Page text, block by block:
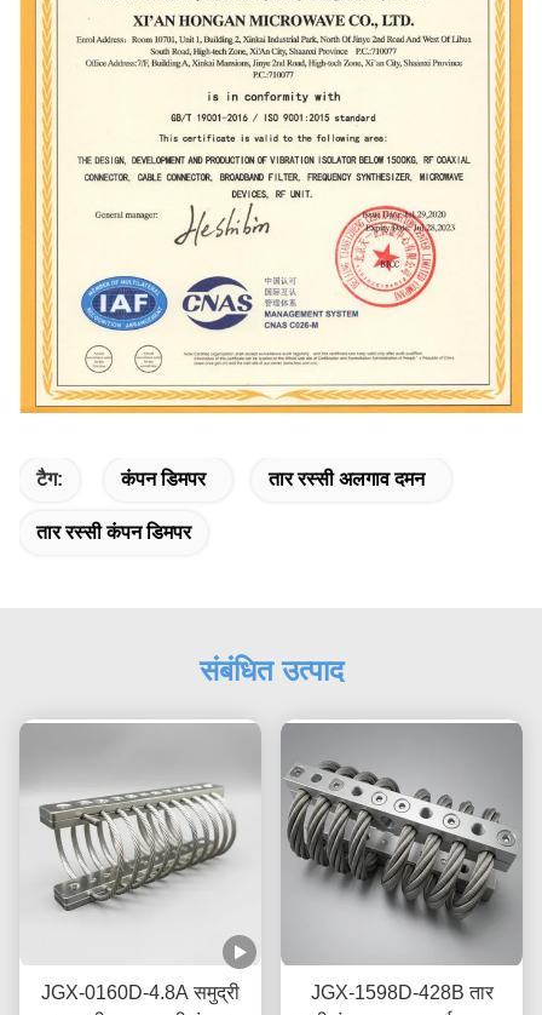
टैग: कंपन डिमपर तार रस्सी अलगाव दमन
तार रस्सी कंपन डिमपर
संबंधित उत्पाद
JGX-0160D-4.8A समुद्री
JGX-1598D-428B तार